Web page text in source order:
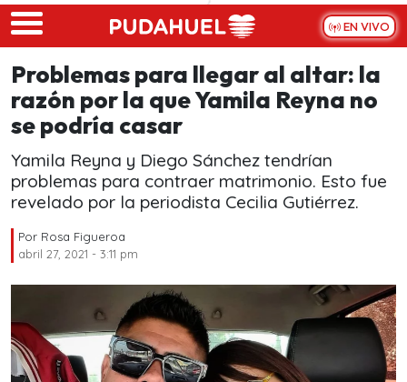
Skip to main content
EN VIVO
Problemas para llegar al altar: la
razón por la que Yamila Reyna no
se podría casar
Yamila Reyna y Diego Sánchez tendrían
problemas para contraer matrimonio. Esto fue
revelado por la periodista Cecilia Gutiérrez.
Por Rosa Figueroa
abril 27, 2021 - 3:11 pm